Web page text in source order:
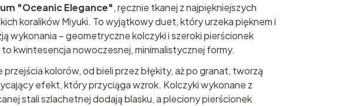
"Oceanic Elegance", ręcznie tkanej z najpiękniejszych
koralików Miyuki. To wyjątkowy duet, który urzeka pięknem i
wykonania – geometryczne kolczyki i szeroki pierścionek
kwintesencja nowoczesnej, minimalistycznej formy.
przejścia kolorów, od bieli przez błękity, aż po granat, tworzą
efekt, który przyciąga wzrok. Kolczyki wykonane z
stali szlachetnej dodają blasku, a pleciony pierścionek